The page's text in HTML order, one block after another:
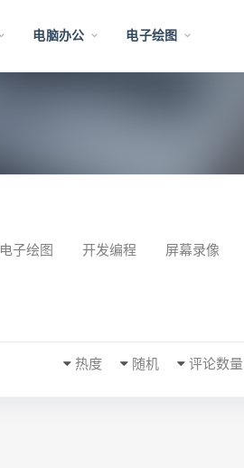
电脑办公 电子绘图
电子绘图 开发编程 屏幕录像
评论数量
随机
热度